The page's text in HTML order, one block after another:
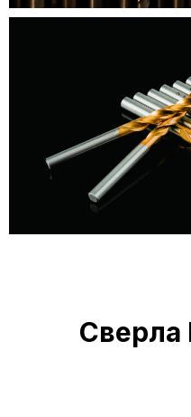
Сверла